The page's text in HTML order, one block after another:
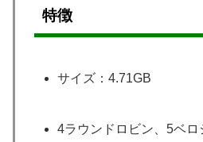
特徴
サイズ：4.71GB
4ラウンドロビン、5ベ